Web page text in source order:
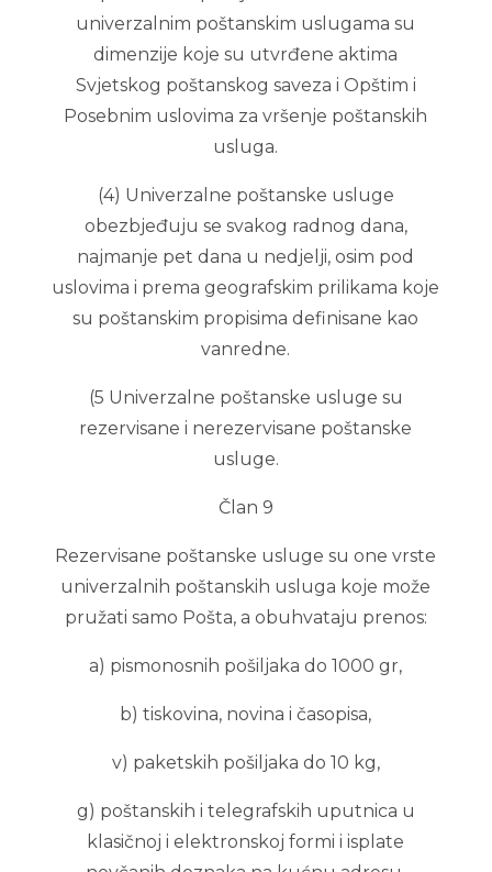
univerzalnim poštanskim uslugama su
dimenzije koje su utvrđene aktima
Svjetskog poštanskog saveza i Opštim i
Posebnim uslovima za vršenje poštanskih
usluga.
(4) Univerzalne poštanske usluge
obezbjeđuju se svakog radnog dana,
najmanje pet dana u nedjelji, osim pod
uslovima i prema geografskim prilikama koje
su poštanskim propisima definisane kao
vanredne.
(5 Univerzalne poštanske usluge su
rezervisane i nerezervisane poštanske
usluge.
Član 9
Rezervisane poštanske usluge su one vrste
univerzalnih poštanskih usluga koje može
pružati samo Pošta, a obuhvataju prenos:
a) pismonosnih pošiljaka do 1000 gr,
b) tiskovina, novina i časopisa,
v) paketskih pošiljaka do 10 kg,
g) poštanskih i telegrafskih uputnica u
klasičnoj i elektronskoj formi i isplate